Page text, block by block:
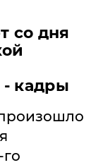
со дня
- кадры